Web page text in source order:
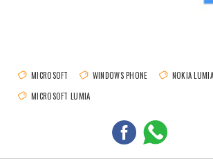
MICROSOFT WINDOWS PHONE NOKIA LUMIA
MICROSOFT LUMIA